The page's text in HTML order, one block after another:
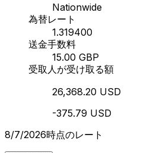
Nationwide
為替レート
1.319400
送金手数料
15.00 GBP
受取人が受け取る額
26,368.20 USD
-375.79 USD
8/7/2026時点のレート